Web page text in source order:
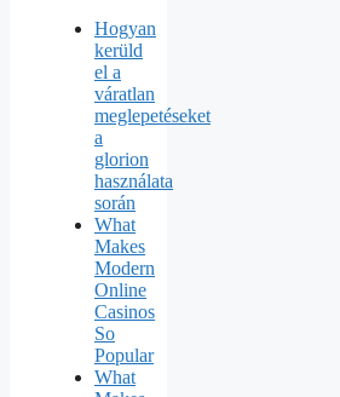
Hogyan
kerüld
el a
váratlan
meglepetéseket
a
glorion
használata
során
What
Makes
Modern
Online
Casinos
So
Popular
What